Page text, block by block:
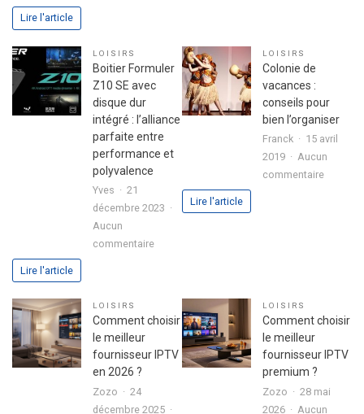
réussir
son
premier
investissement
immobilier
en
toute
Lire l'article
LOISIRS
Boitier Formuler
Z10 SE avec
disque dur
intégré : l’alliance
parfaite entre
performance et
polyvalence
Yves
21
décembre 2023
Aucun
commentairesur
SE
disque
:
Lire l'article
LOISIRS
Colonie de
vacances :
conseils pour
bien l’organiser
Franck
15 avril
2019
Aucun
commentairesur
Lire l'article
LOISIRS
Comment choisir
le meilleur
fournisseur IPTV
en 2026 ?
Zozo
24
décembre 2025
LOISIRS
Comment choisir
le meilleur
fournisseur IPTV
premium ?
Zozo
28 mai
2026
Aucun